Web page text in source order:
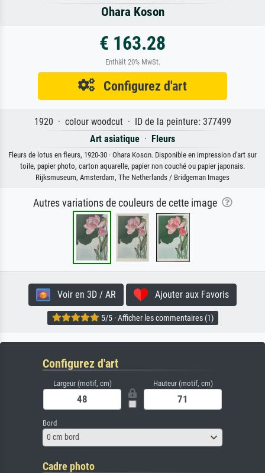
Ohara Koson
€ 163.28
Enthält 20% MwSt.
Configurez d'art
1920 · colour woodcut · ID de la peinture: 377499
Art asiatique · Fleurs
Fleurs de lotus en fleurs, 1920-30 · Ohara Koson. Disponible en impression d'art sur
toile, papier photo, carton aquarelle, papier non couché ou papier japonais.
Rijksmuseum, Amsterdam, The Netherlands / Bridgeman Images
Autres variations de couleurs de cette image
Voir en 3D / AR Ajouter aux Favoris
5/5 · Afficher les commentaires (1)
Configurez d'art
Largeur (motif, cm) Hauteur (motif, cm)
Bord
0 cm bord
Cadre photo